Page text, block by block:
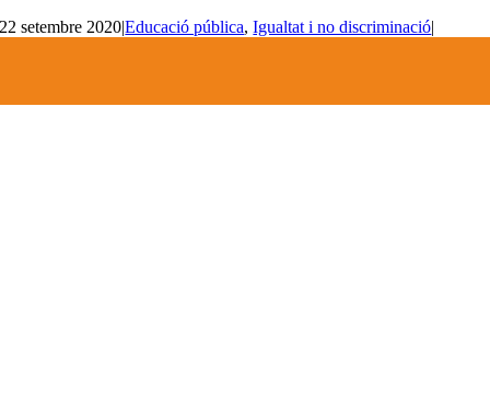
22 setembre 2020|Educació pública,Igualtat i no discriminació|